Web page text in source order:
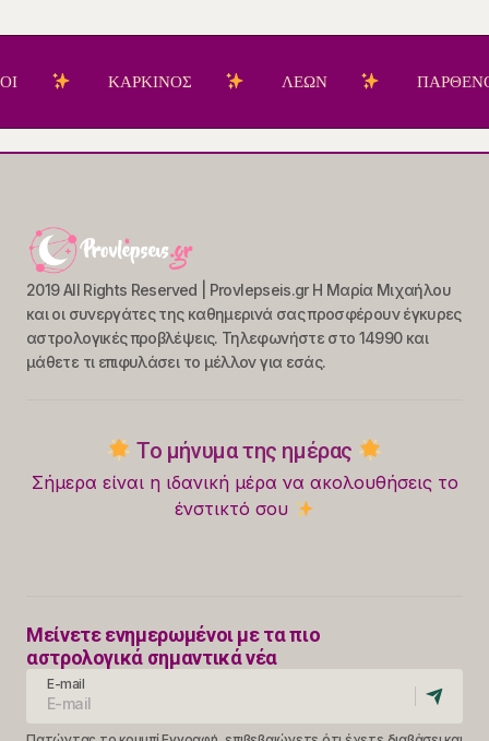
ΚΑΡΚΙΝΟΣ ΛΕΩΝ ΠΑΡΘΕΝΟΣ
2019 All Rights Reserved | Provlepseis.gr Η Μαρία Μιχαήλου
και οι συνεργάτες της καθημερινά σας προσφέρουν έγκυρες
αστρολογικές προβλέψεις. Τηλεφωνήστε στο 14990 και
μάθετε τι επιφυλάσει το μέλλον για εσάς.
Το μήνυμα της ημέρας
Σήμερα είναι η ιδανική μέρα να ακολουθήσεις το
ένστικτό σου
Μείνετε ενημερωμένοι με τα πιο
αστρολογικά σημαντικά νέα
E-mail